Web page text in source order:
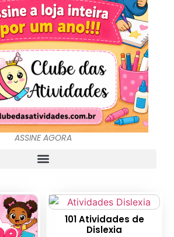
ASSINE AGORA
101 Atividades de
Dislexia